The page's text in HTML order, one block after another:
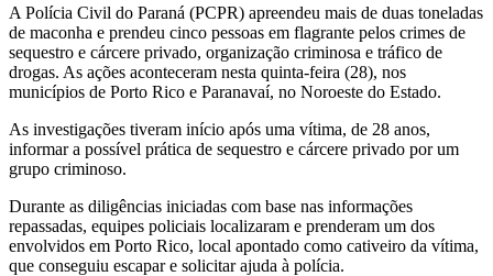
A Polícia Civil do Paraná (PCPR) apreendeu mais de duas toneladas
de maconha e prendeu cinco pessoas em flagrante pelos crimes de
sequestro e cárcere privado, organização criminosa e tráfico de
drogas. As ações aconteceram nesta quinta-feira (28), nos
municípios de Porto Rico e Paranavaí, no Noroeste do Estado.
As investigações tiveram início após uma vítima, de 28 anos,
informar a possível prática de sequestro e cárcere privado por um
grupo criminoso.
Durante as diligências iniciadas com base nas informações
repassadas, equipes policiais localizaram e prenderam um dos
envolvidos em Porto Rico, local apontado como cativeiro da vítima,
que conseguiu escapar e solicitar ajuda à polícia.